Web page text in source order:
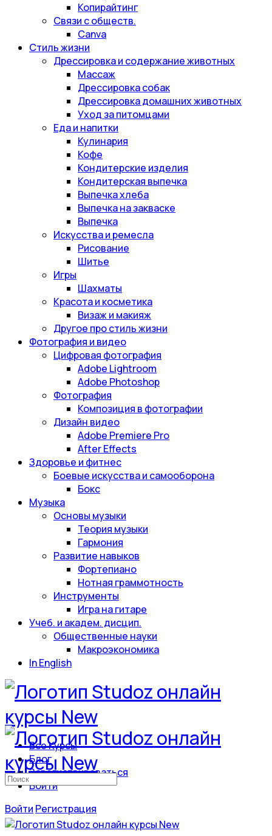
Копирайтинг
Связи с обществ.
Canva
Стиль жизни
Дрессировка и содержание животных
Массаж
Дрессировка собак
Дрессировка домашних животных
Уход за питомцами
Еда и напитки
Кулинария
Кофе
Кондитерские изделия
Кондитерская выпечка
Выпечка хлеба
Выпечка на закваске
Выпечка
Искусства и ремесла
Рисование
Шитье
Игры
Шахматы
Красота и косметика
Визаж и макияж
Другое про стиль жизни
Фотография и видео
Цифровая фотография
Adobe Lightroom
Adobe Photoshop
Фотография
Композиция в фотографии
Дизайн видео
Adobe Premiere Pro
After Effects
Здоровье и фитнес
Боевые искусства и самооборона
Бокс
Музыка
Основы музыки
Теория музыки
Гармония
Развитие навыков
Фортепиано
Нотная граммотность
Инструменты
Игра на гитаре
Учеб. и академ. дисцип.
Общественные науки
Макроэкономика
In English
Все Курсы
Блог
Зарегистрироваться
Войти
Войти Регистрация
Искать: